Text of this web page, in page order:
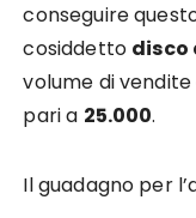
conseguire
cosiddetto disco
volume di
pari a 25.000.
Il guadagno per